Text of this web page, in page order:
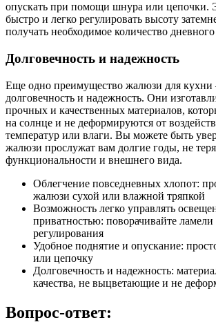
опускать при помощи шнура или цепочки.
быстро и легко регулировать высоту
получать необходимое количество дневного
Долговечность и надежность
Еще одно преимущество жалюзи для кухни
долговечность и надежность. Они
прочных и качественных материалов,
на солнце и не деформируются от
температур или влаги. Вы можете быть
жалюзи прослужат вам долгие годы, не
функциональности и внешнего вида.
Облегчение повседневных хлопот:
жалюзи сухой или влажной тряпкой
Возможность легко управлять
приватностью: поворачивайте ламели
регулирования
Удобное поднятие и опускание:
или цепочку
Долговечность и надежность:
качества, не выцветающие и не
Вопрос-ответ: